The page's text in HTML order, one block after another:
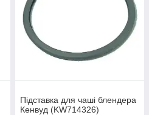
Підставка для чаші блендера
Кенвуд (KW714326)